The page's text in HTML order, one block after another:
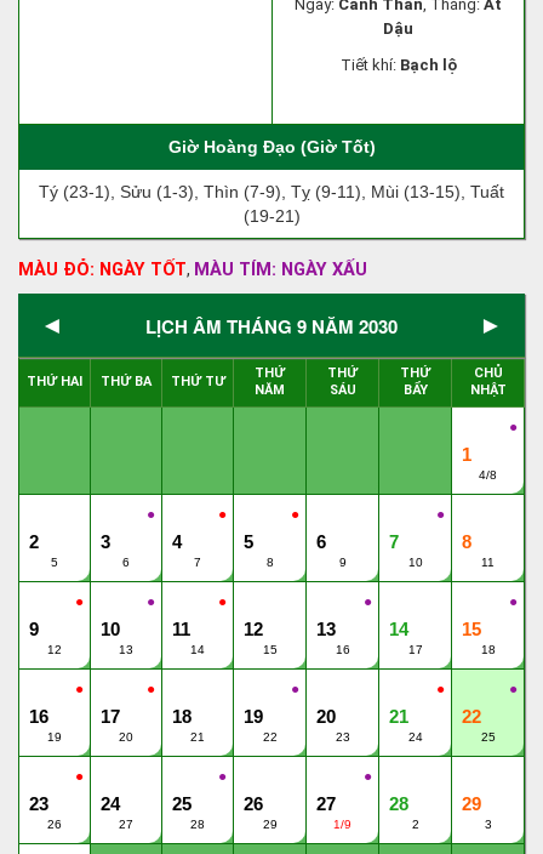
Ngày: Canh Thân, Tháng: Ất
Dậu
Tiết khí: Bạch lộ
Giờ Hoàng Đạo (Giờ Tốt)
Tý (23-1), Sửu (1-3), Thìn (7-9), Tỵ (9-11), Mùi (13-15), Tuất
(19-21)
MÀU ĐỎ: NGÀY TỐT, MÀU TÍM: NGÀY XẤU
◄ LỊCH ÂM THÁNG 9 NĂM 2030 ►
THỨ HAI THỨ BA THỨ TƯ
THỨ
NĂM
THỨ
SÁU
THỨ
BẨY
CHỦ
NHẬT
●
1
4/8
2
5
●
3
6
●
4
7
●
5
8
6
9
●
7
10
8
11
●
9
12
●
10
13
●
11
14
12
15
●
13
16
14
17
●
15
18
●
16
19
●
17
20
18
21
●
19
22
20
23
●
21
24
●
22
25
●
23
26
24
27
●
25
28
26
29
●
27
1/9
28
2
29
3